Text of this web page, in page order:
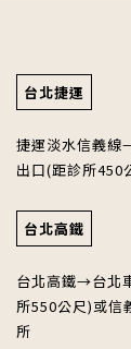
台北捷運
捷運淡水信義線
出口(距診所
台北高鐵
台北高鐵→台北
所550公尺)或信
所